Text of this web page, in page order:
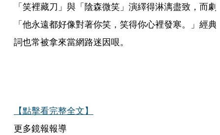
「笑裡藏刀」與「陰森微笑」演繹得淋漓盡致，而劇
「他永遠都好像對著你笑，笑得你心裡發寒。」經典
詞也常被拿來當網路迷因哏。
【點擊看完整全文】
更多鏡報報導